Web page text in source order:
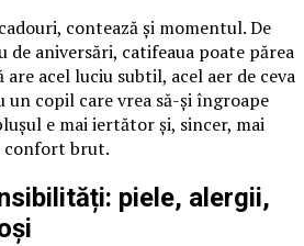
contează și momentul. De
aniversări, catifeaua poate părea
acel luciu subtil, acel aer de ceva
un copil care vrea să-și îngroape
e mai iertător și, sincer, mai
confort brut.
piele, alergii,